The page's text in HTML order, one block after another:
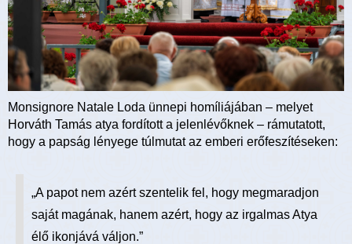
Monsignore Natale Loda ünnepi homíliájában – melyet
Horváth Tamás atya fordított a jelenlévőknek – rámutatott,
hogy a papság lényege túlmutat az emberi erőfeszítéseken:
„A papot nem azért szentelik fel, hogy megmaradjon
saját magának, hanem azért, hogy az irgalmas Atya
élő ikonjává váljon.”